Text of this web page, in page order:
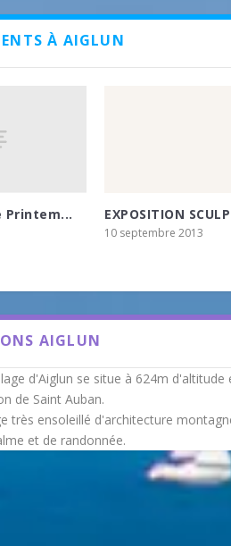
À AIGLUN
Printem... EXPOSITION
10 septembre 2013
AIGLUN
d'Aiglun se situe à 624m
de Saint Auban.
très ensoleillé d'architecture
et de randonnée.